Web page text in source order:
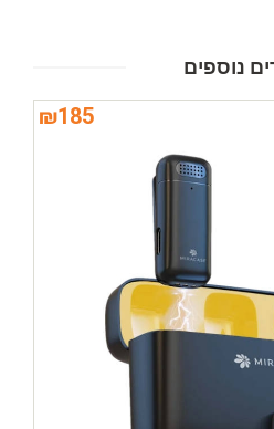
נוספים
₪185